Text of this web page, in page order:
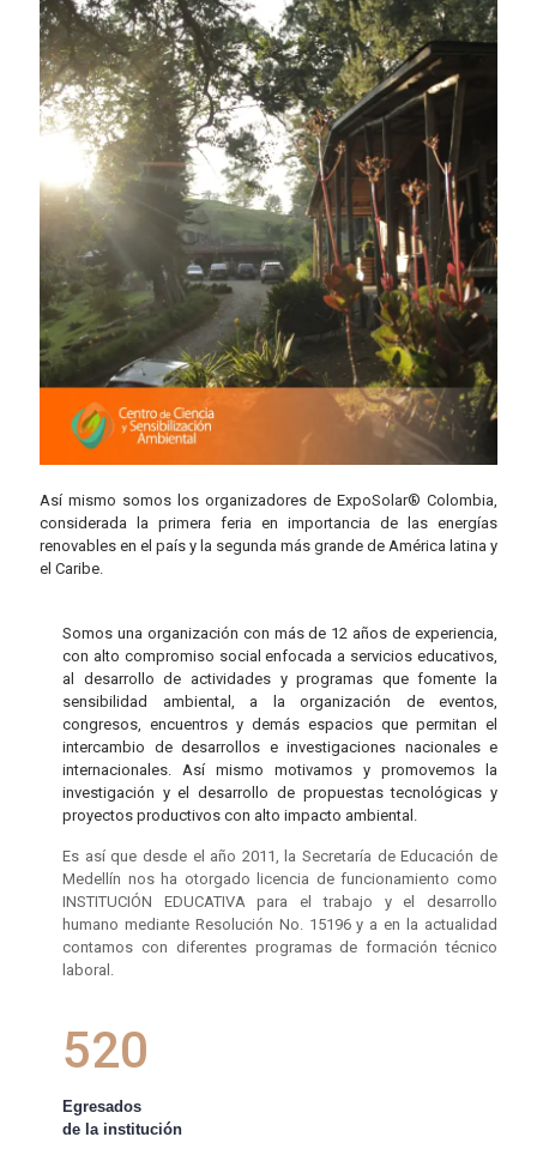
Así mismo somos los organizadores de ExpoSolar® Colombia,
considerada la primera feria en importancia de las energías
renovables en el país y la segunda más grande de América latina y
el Caribe.
Somos una organización con más de 12 años de experiencia,
con alto compromiso social enfocada a servicios educativos,
al desarrollo de actividades y programas que fomente la
sensibilidad ambiental, a la organización de eventos,
congresos, encuentros y demás espacios que permitan el
intercambio de desarrollos e investigaciones nacionales e
internacionales. Así mismo motivamos y promovemos la
investigación y el desarrollo de propuestas tecnológicas y
proyectos productivos con alto impacto ambiental.
Es así que desde el año 2011, la Secretaría de Educación de
Medellín nos ha otorgado licencia de funcionamiento como
INSTITUCIÓN EDUCATIVA para el trabajo y el desarrollo
humano mediante Resolución No. 15196 y a en la actualidad
contamos con diferentes programas de formación técnico
laboral.
520
Egresados
de la institución